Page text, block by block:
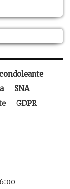
SNA
GDPR